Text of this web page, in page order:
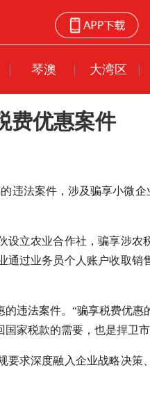
琴澳 大湾区
费优惠案件
违法案件，涉及骗享小微
设立农业合作社，骗享涉
通过业务员个人账户收取
违法案件。“骗享税费优
家税款的需要，也是捍卫
要求深度融入企业战略决